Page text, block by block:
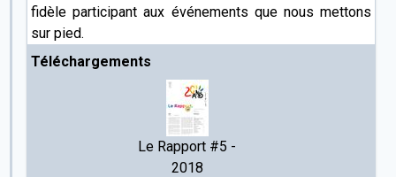
fidèle participant aux événements que nous mettons
sur pied.
Téléchargements
Le Rapport #5 -
2018